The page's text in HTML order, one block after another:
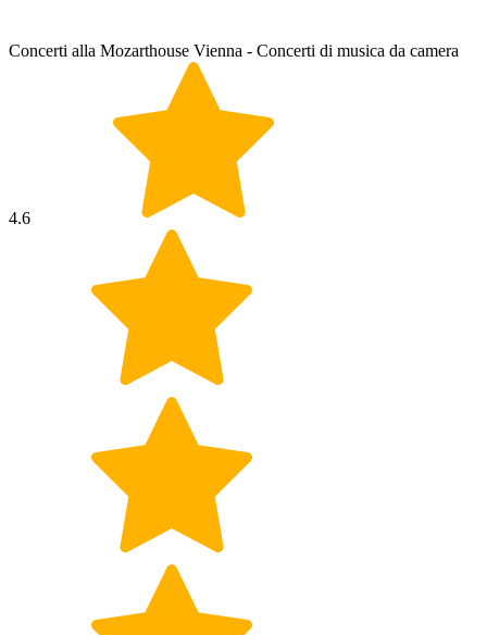
Concerti alla Mozarthouse Vienna - Concerti di musica da camera
4.6